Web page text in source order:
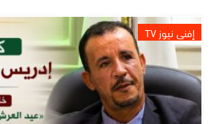
إفني نيوز TV